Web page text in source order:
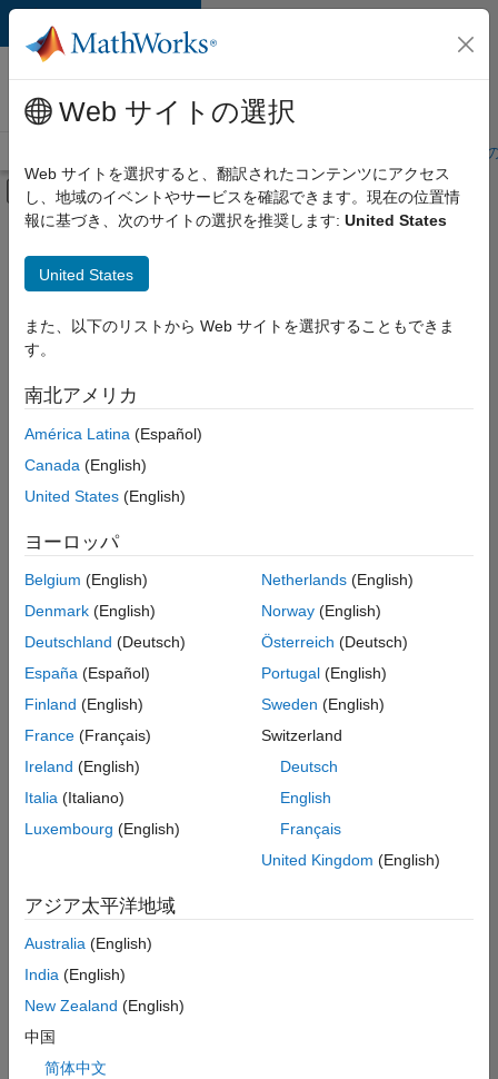
コンテンツへスキップ
MathWorks 採用
情報
学生・キャリア初期
オフキャンバス ナビゲーション メ
メインコンテンツ
絞り込み条件
カスタマー サポート
教育機関向けセールス
マーケティング サービス
人事
現
こ
の
索
件
一
致
る
求
は
あ
り
ま
せ
ん。
範
囲
を
広
る
か、
す
Web サイトの選択
Web サイトを選択すると、翻訳されたコンテンツにアクセス
し、地域のイベントやサービスを確認できます。現在の位置情
報に基づき、次のサイトの選択を推奨します: United States
United States
また、以下のリストから Web サイトを選択することもできま
す。
南北アメリカ
América Latina (Español)
Canada (English)
United States (English)
ヨーロッパ
Belgium (English)
Denmark (English)
Deutschland (Deutsch)
España (Español)
Finland (English)
France (Français)
Ireland (English)
Italia (Italiano)
Luxembourg (English)
Netherlands(English)
Norway(English)
Österreich (Deutsch)
Portugal(English)
Sweden (English)
Switzerland
Deutsch
English
Français
United Kingdom (English)
アジア太平洋地域
Australia (English)
India (English)
New Zealand (English)
中国
简体中文